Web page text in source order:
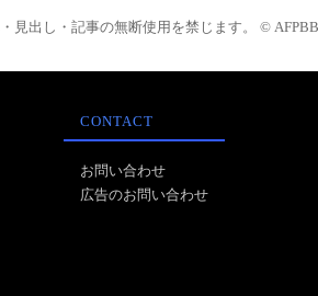
見出し・記事の無断使用を禁じます。 © AFPBB
CONTACT
お問い合わせ
広告のお問い合わせ